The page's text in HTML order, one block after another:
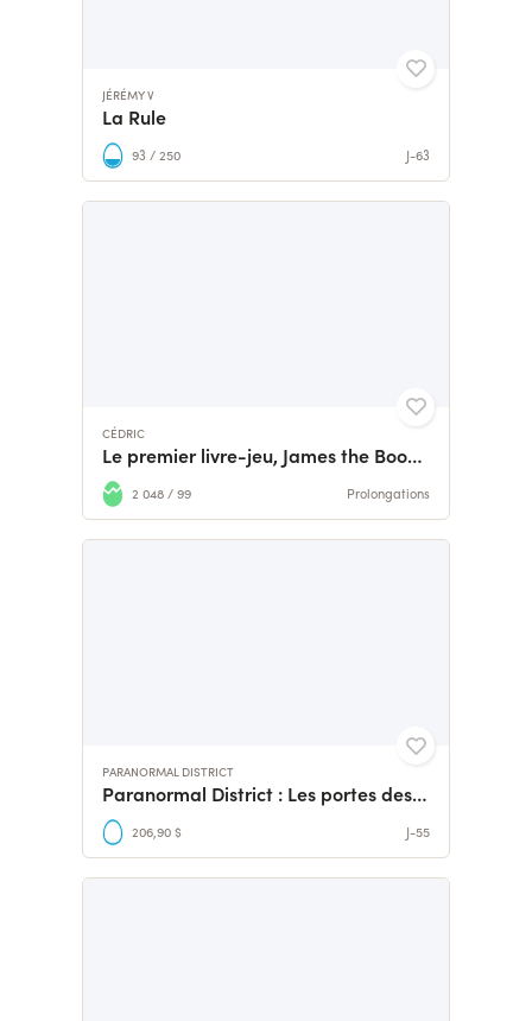
JÉRÉMY V
La Rule
93 / 250 J-63
CÉDRIC
Le premier livre-jeu, James the Book Game
2 048 / 99 Prolongations
PARANORMAL DISTRICT
Paranormal District : Les portes des cauchemars
206,90 $ J-55